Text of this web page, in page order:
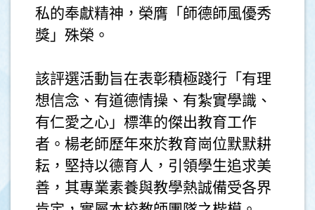
私的奉獻精神，榮膺「師德師風優秀
獎」殊榮。
該評選活動旨在表彰積極踐行「有理
想信念、有道德情操、有紮實學識、
有仁愛之心」標準的傑出教育工作
者。楊老師歷年來於教育崗位默默耕
耘，堅持以德育人，引領學生追求美
善，其專業素養與教學熱誠備受各界